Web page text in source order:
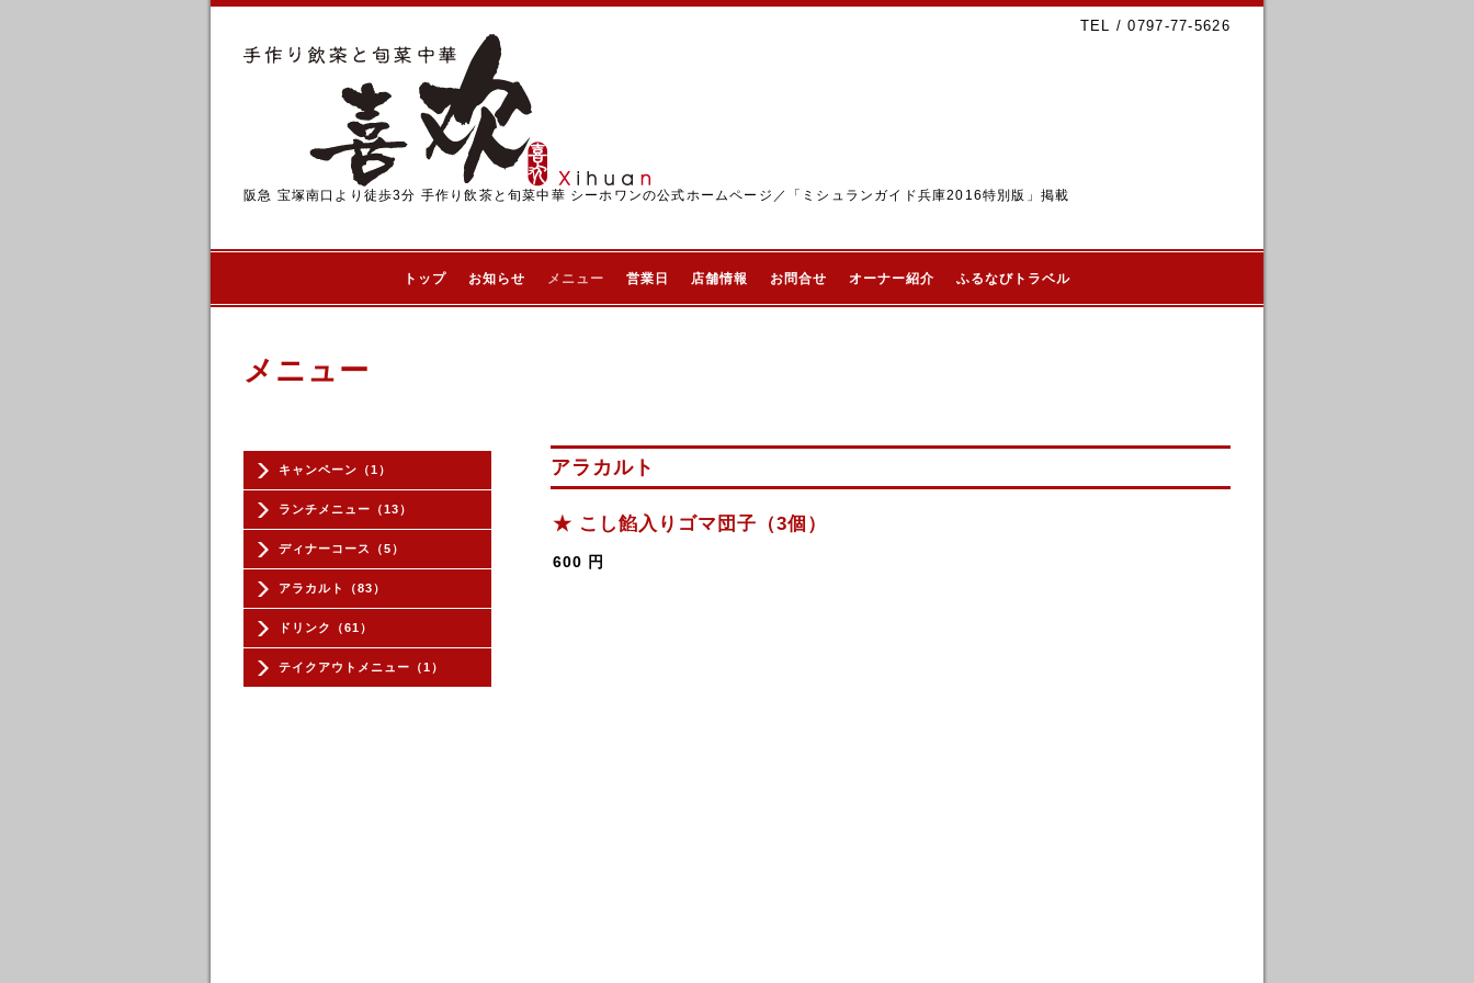
TEL / 0797-77-5626
阪急 宝塚南口より徒歩3分 手作り飲茶と旬菜中華 シーホワンの公式ホームページ／「ミシュランガイド兵庫2016特別版」掲載
トップ お知らせ メニュー 営業日 店舗情報 お問合せ オーナー紹介 ふるなびトラベル
キャンペーン（1）
ランチメニュー（13）
ディナーコース（5）
アラカルト（83）
ドリンク（61）
テイクアウトメニュー（1）
メニュー
アラカルト
★ こし餡入りゴマ団子（3個）
600 円